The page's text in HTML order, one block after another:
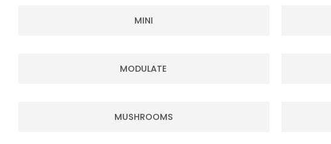
MINI
MODULATE
MUSHROOMS